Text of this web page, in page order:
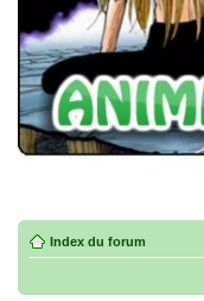
Index du forum